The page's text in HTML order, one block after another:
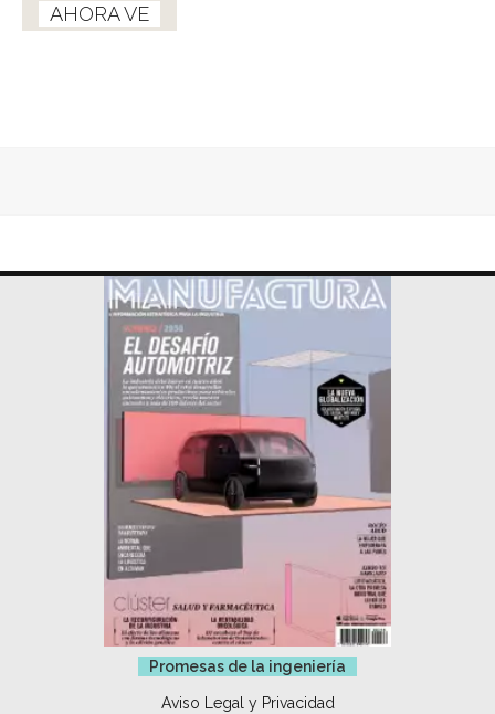
AHORA VE
Promesas de la ingeniería
Aviso Legal y Privacidad